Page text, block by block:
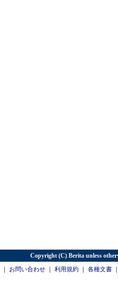
Copyright (C) Berita unless
お問い合わせ 利用規約 各種文書